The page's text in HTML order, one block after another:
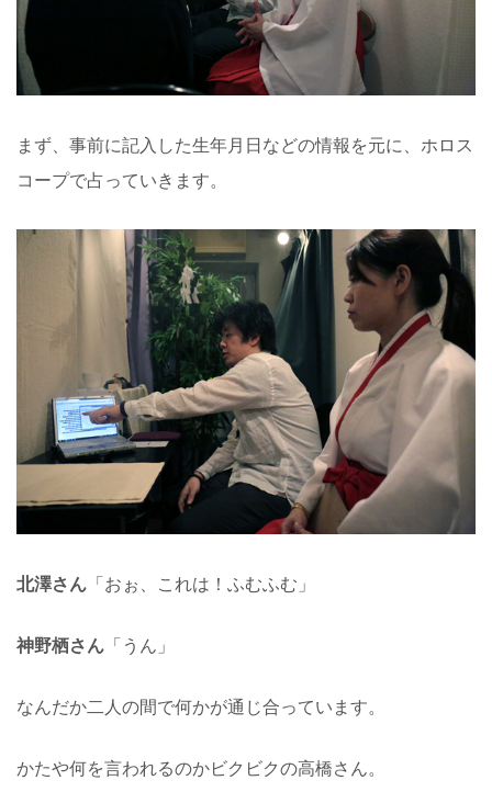
まず、事前に記入した生年月日などの情報を元に、ホロス
コープで占っていきます。
北澤さん 「おぉ、これは！ふむふむ」
神野栖さん 「うん」
なんだか二人の間で何かが通じ合っています。
かたや何を言われるのかビクビクの高橋さん。